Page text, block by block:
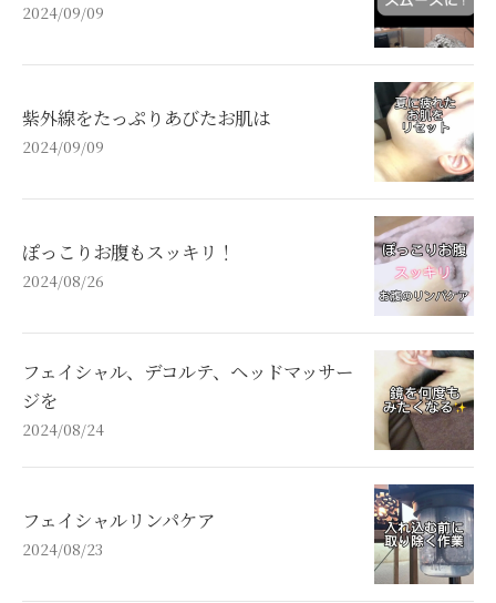
2024/09/09
紫外線をたっぷりあびたお肌は
2024/09/09
ぽっこりお腹もスッキリ！
2024/08/26
フェイシャル、デコルテ、ヘッドマッサー
ジを
2024/08/24
フェイシャルリンパケア
2024/08/23